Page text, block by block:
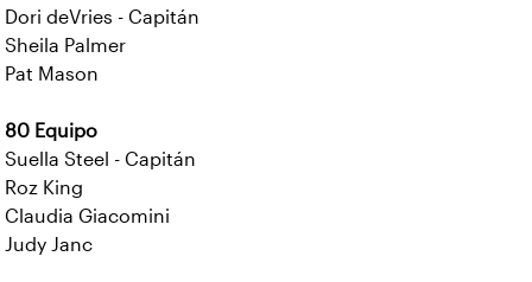
Dori deVries - Capitán
Sheila Palmer
Pat Mason
80 Equipo
Suella Steel - Capitán
Roz King
Claudia Giacomini
Judy Janc